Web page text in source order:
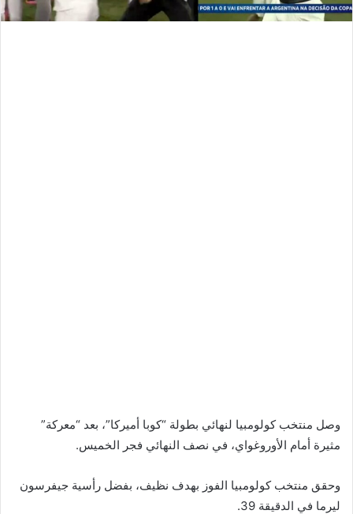
وصل منتخب كولومبيا لنهائي بطولة “كوبا أميركا”، بعد “معركة”
مثيرة أمام الأوروغواي، في نصف النهائي فجر الخميس.
وحقق منتخب كولومبيا الفوز بهدف نظيف، بفضل رأسية جيفرسون
ليرما في الدقيقة 39.